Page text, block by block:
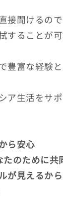
接聞けるので
することが可
豊富な経験
ア生活をサ
ら安心
たのために共
が見えるか